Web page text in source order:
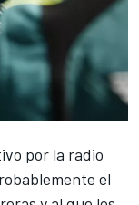
por la radio
el